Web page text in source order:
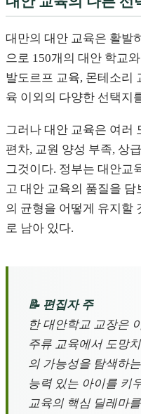
대만의 대안 교육은 활발
으로 150개의 대안 학교
발도르프 교육, 몬테소리
육 이외의 다양한 선택지
그러나 대안 교육은 여러
편차, 교원 양성 부족, 상
그것이다. 정부는 대안교
고 대안 교육의 품질을
의 균형을 어떻게 유지할
로 남아 있다.
📝 편집자 주
한 대안학교 교장은
주류 교육에서 도망
의 가능성을 탐색하
능력 있는 아이를 키
교육의 핵심 딜레마